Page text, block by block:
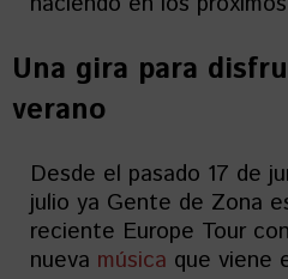
Una gira para
verano
Desde el pasado 17 de
julio ya Gente de Zona
reciente Europe Tour
nueva música que viene